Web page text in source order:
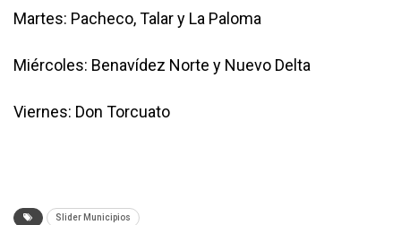
Martes: Pacheco, Talar y La Paloma
Miércoles: Benavídez Norte y Nuevo Delta
Viernes: Don Torcuato
Slider Municipios